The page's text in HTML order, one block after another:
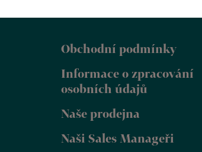
Obchodní podmínky
Informace o zpracování
osobních údajů
Naše prodejna
Naši Sales Manageři